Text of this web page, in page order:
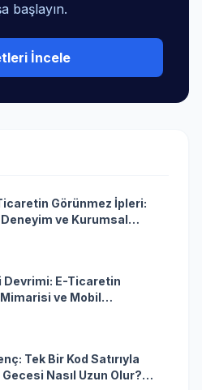
başlayın.
İncele
Görünmez İpleri:
Deneyim ve Kurumsal
Senkronizasyonu
Devrimi: E-Ticaretin
ve Mobil
Kurumsal Anahtarı
Tek Bir Kod Satırıyla
Nasıl Uzun Olur?